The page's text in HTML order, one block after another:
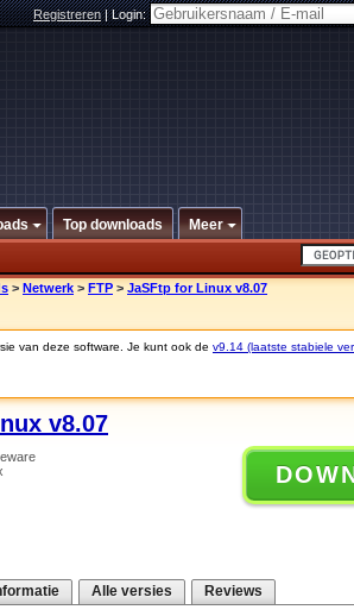
Registreren|Login:
Top downloads Meer
> Netwerk > FTP > JaSFtp for Linux v8.07
van deze software. Je kunt ook de v9.14 (laatste stabiele
v8.07
Alle versies Reviews